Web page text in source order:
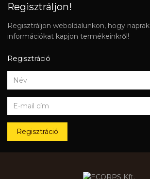
Regisztráljon!
Regisztráljon weboldalunkon, hogy
információkat kapjon termékeinkről!
Regisztráció
Regisztráció